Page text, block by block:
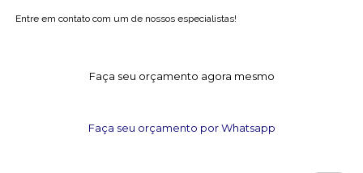
Entre em contato com um de nossos especialistas!
Faça seu orçamento agora mesmo
Faça seu orçamento por Whatsapp